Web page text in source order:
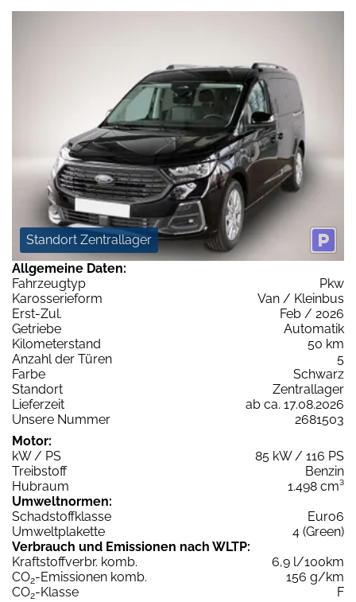
Standort Zentrallager
Allgemeine Daten:
Fahrzeugtyp
Pkw
Karosserieform
Van / Kleinbus
Erst-Zul.
Feb / 2026
Getriebe
Automatik
Kilometerstand
50 km
Anzahl der Türen
5
Farbe
Schwarz
Standort
Zentrallager
Lieferzeit
ab ca. 17.08.2026
Unsere Nummer
2681503
Motor:
kW / PS
85 kW / 116 PS
Treibstoff
Benzin
Hubraum
1.498 cm³
Umweltnormen:
Schadstoffklasse
Euro6
Umweltplakette
4 (Green)
Verbrauch und Emissionen nach WLTP:
Kraftstoffverbr. komb.
6,9 l/100km
CO2-Emissionen komb.
156 g/km
CO2-Klasse
F